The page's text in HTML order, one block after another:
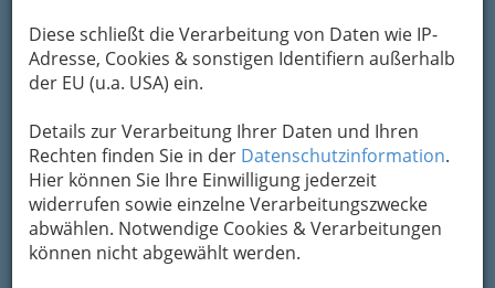
Diese schließt die Verarbeitung von Daten wie IP-
Adresse, Cookies & sonstigen Identifiern außerhalb
der EU (u.a. USA) ein.
Details zur Verarbeitung Ihrer Daten und Ihren
Rechten finden Sie in der Datenschutzinformation.
Hier können Sie Ihre Einwilligung jederzeit
widerrufen sowie einzelne Verarbeitungszwecke
abwählen. Notwendige Cookies & Verarbeitungen
können nicht abgewählt werden.
Adresse mit Google Maps anschauen
Kontaktaufnahme
Um die Info-Graz Firmenvor Spam-Mails zu
bewahren, verwenden wir an dieser Stelle zur
Übermittlung Ihrer Nachricht ein sicheres
Formular. Ihre Nachricht wird nach dem
Absenden umgehend per Mail an das